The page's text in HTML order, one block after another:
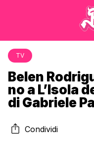
TV
Belen
no a L’Isola
di Gabriele
Condividi